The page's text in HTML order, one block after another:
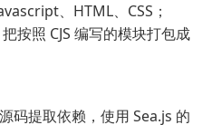
、HTML、CSS；
把按照 CJS 编写的模块打包成
码提取依赖，使用 Sea.js 的